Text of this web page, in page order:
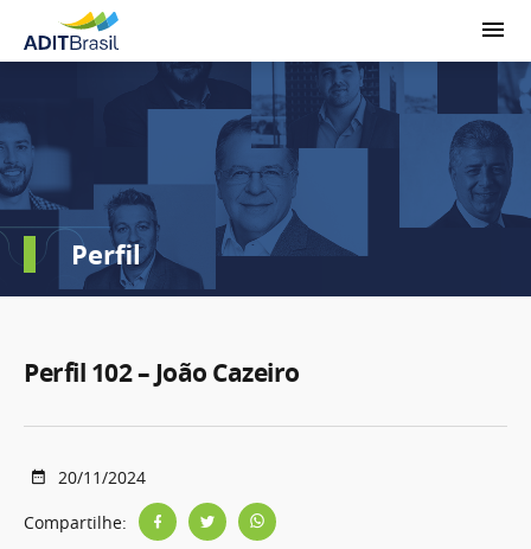
Perfil
Perfil 102 – João Cazeiro
20/11/2024
Compartilhe: